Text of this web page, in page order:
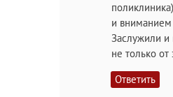
и
Заслужили и
не только от
Ответить